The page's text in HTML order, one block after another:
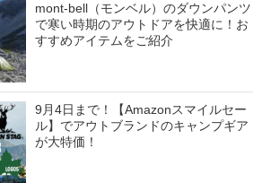
mont-bell（モンベル）のダウンパンツ
で寒い時期のアウトドアを快適に！お
すすめアイテムをご紹介
9月4日まで！【Amazonスマイルセー
ル】でアウトブランドのキャンプギア
が大特価！